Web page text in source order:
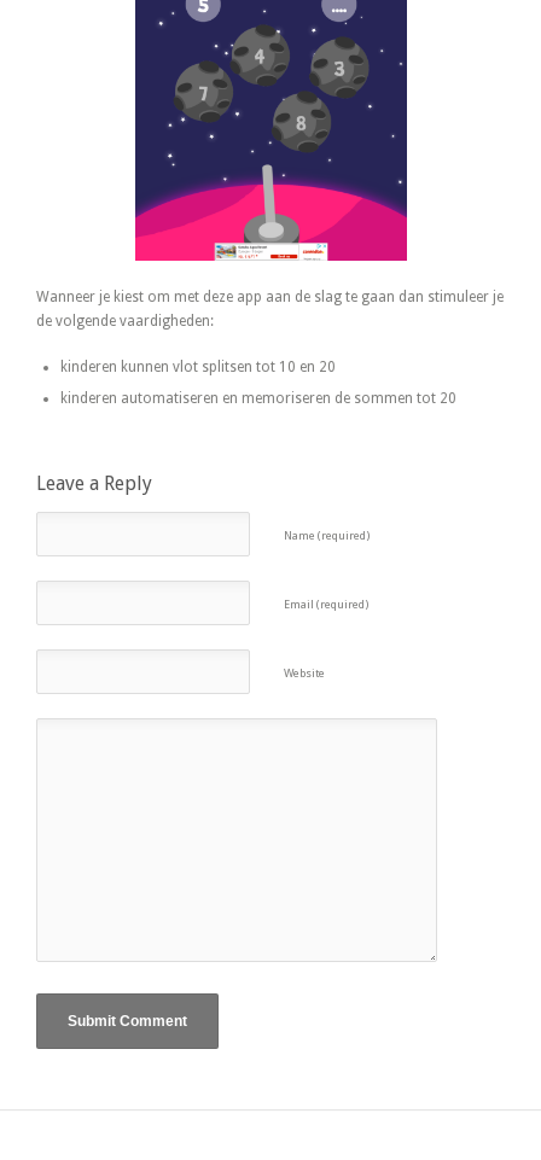
Wanneer je kiest om met deze app aan de slag te gaan dan stimuleer je
de volgende vaardigheden:
kinderen kunnen vlot splitsen tot 10 en 20
kinderen automatiseren en memoriseren de sommen tot 20
Leave a Reply
Name (required)
Email (required)
Website